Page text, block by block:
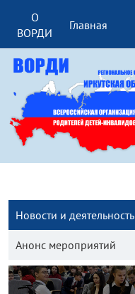
О
ВОРДИ
Главная
Новости и деятельность
Анонс мероприятий